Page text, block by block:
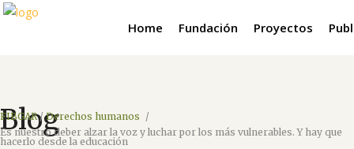
Home Fundación Proyectos
Blog
FIBGAR/Derechos humanos /
Es nuestro deber alzar la voz y luchar por los más vulnerables. Y hay que
hacerlo desde la educación